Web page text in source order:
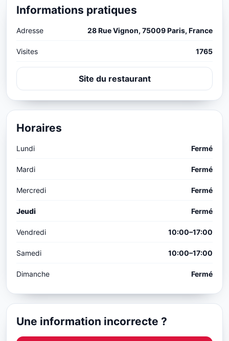
Informations pratiques
Adresse 28 Rue Vignon, 75009 Paris, France
Visites 1765
Site du restaurant
Horaires
Lundi Fermé
Mardi Fermé
Mercredi Fermé
Jeudi Fermé
Vendredi 10:00–17:00
Samedi 10:00–17:00
Dimanche Fermé
Une information incorrecte ?